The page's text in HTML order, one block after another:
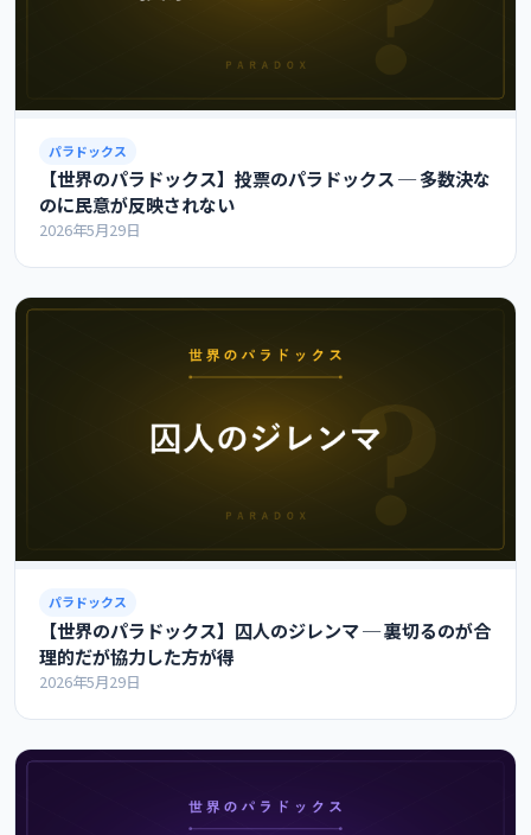
パラドックス
【世界のパラドックス】投票のパラドックス ─ 多数決な
のに民意が反映されない
2026年5月29日
パラドックス
【世界のパラドックス】囚人のジレンマ ─ 裏切るのが合
理的だが協力した方が得
2026年5月29日